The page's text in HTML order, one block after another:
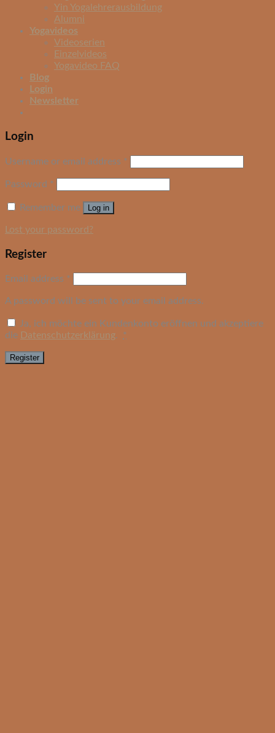
Yin Yogalehrerausbildung
Alumni
Yogavideos
Videoserien
Einzelvideos
Yogavideo FAQ
Blog
Login
Newsletter
Login
Username or email address *
Password *
Remember me Log in
Lost your password?
Register
Email address *
A password will be sent to your email address.
Ja, ich möchte ein Kundenkonto eröffnen und akzeptiere
die Datenschutzerklärung. *
Register